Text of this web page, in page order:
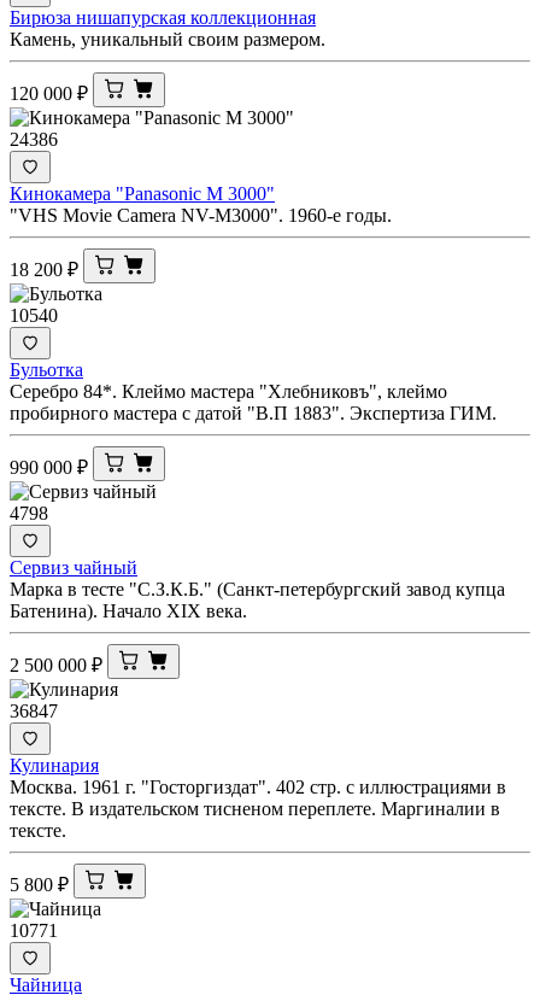
Бирюза нишапурская коллекционная
Камень, уникальный своим размером.
120 000 ₽
24386
Кинокамера "Panasonic M 3000"
"VHS Movie Camera NV-M3000". 1960-е годы.
18 200 ₽
10540
Бульотка
Серебро 84*. Клеймо мастера "Хлебниковъ", клеймо
пробирного мастера с датой "В.П 1883". Экспертиза ГИМ.
990 000 ₽
4798
Сервиз чайный
Марка в тесте "С.З.К.Б." (Санкт-петербургский завод купца
Батенина). Начало XIX века.
2 500 000 ₽
36847
Кулинария
Москва. 1961 г. "Госторгиздат". 402 стр. с иллюстрациями в
тексте. В издательском тисненом переплете. Маргиналии в
тексте.
5 800 ₽
10771
Чайница